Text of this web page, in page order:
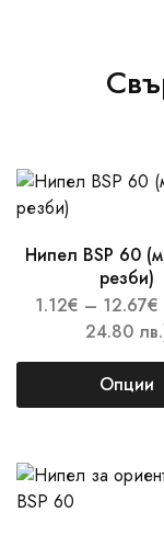
Нипел BSP 60
резби)
1.12€ – 12.67€
24.80
Опции